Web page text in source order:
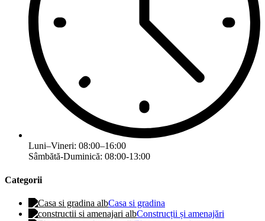
Luni–Vineri: 08:00–16:00
Sâmbătă-Duminică: 08:00-13:00
Categorii
Casa si gradina
Construcții și amenajări